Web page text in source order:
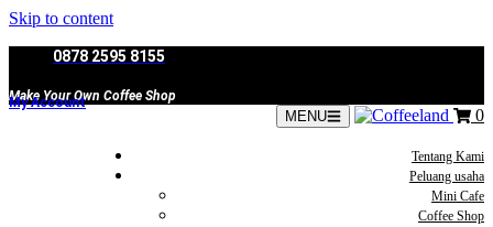
Skip to content
0878 2595 8155
Make Your Own Coffee Shop
My Account
MENU 0
Tentang Kami
Peluang usaha
Mini Cafe
Coffee Shop